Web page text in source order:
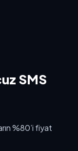
SMS
%80’i fiyat